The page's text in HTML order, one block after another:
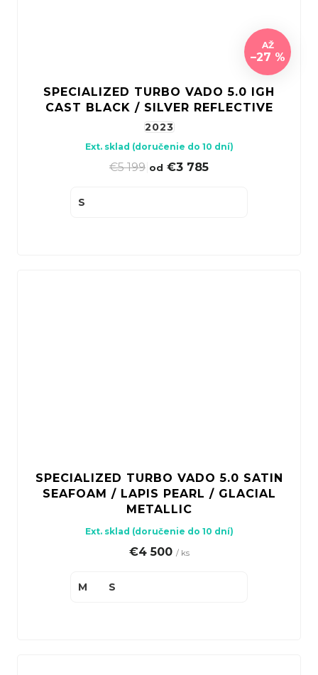
AŽ
–27 %
SPECIALIZED TURBO VADO 5.0 IGH
CAST BLACK / SILVER REFLECTIVE
2023
Ext. sklad (doručenie do 10 dní)
€5 199 od €3 785
S
SPECIALIZED TURBO VADO 5.0 SATIN
SEAFOAM / LAPIS PEARL / GLACIAL
METALLIC
Ext. sklad (doručenie do 10 dní)
€4 500 / ks
M S